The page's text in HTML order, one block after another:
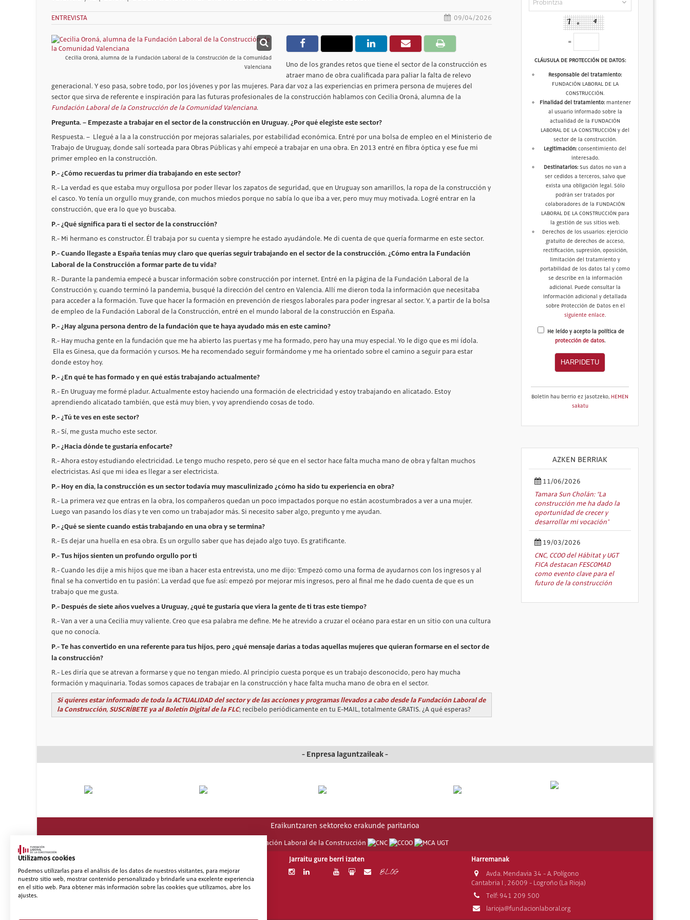
ENTREVISTA 09/04/2026
Cecilia Oroná, alumna de la Fundación Laboral de la Construcción de la Comunidad
Valenciana
Uno de los grandes retos que tiene el sector de la construcción es
atraer mano de obra cualificada para paliar la falta de relevo
generacional. Y eso pasa, sobre todo, por los jóvenes y por las mujeres. Para dar voz a las experiencias en primera persona de mujeres del
sector que sirva de referente e inspiración para las futuras profesionales de la construcción hablamos con Cecilia Oroná, alumna de la
Fundación Laboral de la Construcción de la Comunidad Valenciana.
Pregunta. – Empezaste a trabajar en el sector de la construcción en Uruguay. ¿Por qué elegiste este sector?
Respuesta. – Llegué a la a la construcción por mejoras salariales, por estabilidad económica. Entré por una bolsa de empleo en el Ministerio de
Trabajo de Uruguay, donde salí sorteada para Obras Públicas y ahí empecé a trabajar en una obra. En 2013 entré en fibra óptica y ese fue mi
primer empleo en la construcción.
P.- ¿Cómo recuerdas tu primer día trabajando en este sector?
R.- La verdad es que estaba muy orgullosa por poder llevar los zapatos de seguridad, que en Uruguay son amarillos, la ropa de la construcción y
el casco. Yo tenía un orgullo muy grande, con muchos miedos porque no sabía lo que iba a ver, pero muy muy motivada. Logré entrar en la
construcción, que era lo que yo buscaba.
P.- ¿Qué significa para ti el sector de la construcción?
R.- Mi hermano es constructor. Él trabaja por su cuenta y siempre he estado ayudándole. Me di cuenta de que quería formarme en este sector.
P.- Cuando llegaste a España tenías muy claro que querías seguir trabajando en el sector de la construcción. ¿Cómo entra la Fundación
Laboral de la Construcción a formar parte de tu vida?
R.- Durante la pandemia empecé a buscar información sobre construcción por internet. Entré en la página de la Fundación Laboral de la
Construcción y, cuando terminó la pandemia, busqué la dirección del centro en Valencia. Allí me dieron toda la información que necesitaba
para acceder a la formación. Tuve que hacer la formación en prevención de riesgos laborales para poder ingresar al sector. Y, a partir de la bolsa
de empleo de la Fundación Laboral de la Construcción, entré en el mundo laboral de la construcción en España.
P.- ¿Hay alguna persona dentro de la fundación que te haya ayudado más en este camino?
R.- Hay mucha gente en la fundación que me ha abierto las puertas y me ha formado, pero hay una muy especial. Yo le digo que es mi ídola.
Ella es Ginesa, que da formación y cursos. Me ha recomendado seguir formándome y me ha orientado sobre el camino a seguir para estar
donde estoy hoy.
P.- ¿En qué te has formado y en qué estás trabajando actualmente?
R.- En Uruguay me formé pladur. Actualmente estoy haciendo una formación de electricidad y estoy trabajando en alicatado. Estoy
aprendiendo alicatado también, que está muy bien, y voy aprendiendo cosas de todo.
P.- ¿Tú te ves en este sector?
R.- Sí, me gusta mucho este sector.
P.- ¿Hacia dónde te gustaría enfocarte?
R.- Ahora estoy estudiando electricidad. Le tengo mucho respeto, pero sé que en el sector hace falta mucha mano de obra y faltan muchos
electricistas. Así que mi idea es llegar a ser electricista.
P.- Hoy en día, la construcción es un sector todavía muy masculinizado ¿cómo ha sido tu experiencia en obra?
R.- La primera vez que entras en la obra, los compañeros quedan un poco impactados porque no están acostumbrados a ver a una mujer.
Luego van pasando los días y te ven como un trabajador más. Si necesito saber algo, pregunto y me ayudan.
P.- ¿Qué se siente cuando estás trabajando en una obra y se termina?
R.- Es dejar una huella en esa obra. Es un orgullo saber que has dejado algo tuyo. Es gratificante.
P.- Tus hijos sienten un profundo orgullo por ti
R.- Cuando les dije a mis hijos que me iban a hacer esta entrevista, uno me dijo: ‘Empezó como una forma de ayudarnos con los ingresos y al
final se ha convertido en tu pasión’. La verdad que fue así: empezó por mejorar mis ingresos, pero al final me he dado cuenta de que es un
trabajo que me gusta.
P.- Después de siete años vuelves a Uruguay, ¿qué te gustaría que viera la gente de ti tras este tiempo?
R.- Van a ver a una Cecilia muy valiente. Creo que esa palabra me define. Me he atrevido a cruzar el océano para estar en un sitio con una cultura
que no conocía.
P.- Te has convertido en una referente para tus hijos, pero ¿qué mensaje darías a todas aquellas mujeres que quieran formarse en el sector de
la construcción?
R.- Les diría que se atrevan a formarse y que no tengan miedo. Al principio cuesta porque es un trabajo desconocido, pero hay mucha
formación y maquinaria. Todas somos capaces de trabajar en la construcción y hace falta mucha mano de obra en el sector.
Si quieres estar informado de toda la ACTUALIDAD del sector y de las acciones y programas llevados a cabo desde la Fundación Laboral de
la Construcción, SUSCRÍBETE ya al Boletín Digital de la FLC; recíbelo periódicamente en tu E-MAIL, totalmente GRATIS. ¿A qué esperas?
=
CLÁUSULA DE PROTECCIÓN DE DATOS:
Responsable del tratamiento:
FUNDACIÓN LABORAL DE LA
CONSTRUCCIÓN.
Finalidad del tratamiento:mantener
al usuario informado sobre la
actualidad de la FUNDACIÓN
LABORAL DE LA CONSTRUCCIÓN y del
sector de la construcción.
Legitimación:consentimiento del
interesado.
Destinatarios:Sus datos no van a
ser cedidos a terceros, salvo que
exista una obligación legal. Sólo
podrán ser tratados por
colaboradores de la FUNDACIÓN
LABORAL DE LA CONSTRUCCIÓN para
la gestión de sus sitios web.
Derechos de los usuarios: ejercicio
gratuito de derechos de acceso,
rectificación, supresión, oposición,
limitación del tratamiento y
portabilidad de los datos tal y como
se describe en la información
adicional. Puede consultar la
información adicional y detallada
sobre Protección de Datos en el
siguiente enlace.
He leído y acepto la política de
protección de datos.
Boletin hau berrio ez jasotzeko, HEMEN
sakatu
AZKEN BERRIAK
11/06/2026
Tamara Sun Cholán: “La
construcción me ha dado la
oportunidad de crecer y
desarrollar mi vocación"
19/03/2026
CNC, CCOO del Hábitat y UGT
FICA destacan FESCOMAD
como evento clave para el
futuro de la construcción
- Enpresa laguntzaileak -
Eraikuntzaren sektoreko erakunde paritarioa
Atalak
Fundazioa
Prestakuntza
Segurtasuna eta
Jarraitu gure berri izaten
BLOG
Harremanak
Avda. Mendavia 34 - A. Polígono
Cantabria I , 26009 - Logroño (La Rioja)
Telf: 941 209 500
larioja@fundacionlaboral.org
Utilizamos cookies
Podemos utilizarlas para el análisis de los datos de nuestros visitantes, para mejorar
nuestro sitio web, mostrar contenido personalizado y brindarle una excelente experiencia
en el sitio web. Para obtener más información sobre las cookies que utilizamos, abre los
ajustes.